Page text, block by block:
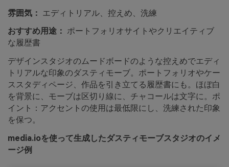
雰囲気： エディトリアル、控えめ、洗練
おすすめ用途： ポートフォリオサイトやクリエイティブ
な履歴書
デザインスタジオのムードボードのような控えめでエディ
トリアルな印象のダスティモーブ。ポートフォリオやケー
ススタディページ、作品を引き立てる履歴書にも。ほぼ白
を背景に、モーブは区切り線に、チャコールは文字に。ポ
イント：アクセントの使用は最低限にし、洗練された印象
を保つ。
media.ioを使って生成したダスティモーブスタジオのイメ
ージ例